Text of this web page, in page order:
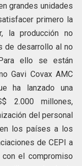
grandes unidades
primero la
la producción no
de desarrollo al no
ello se están
Gavi Covax AMC
ha lanzado una
2.000 millones,
del personal
los países a los
de CEPI a
el compromiso